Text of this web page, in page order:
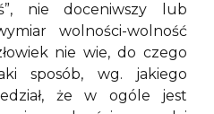
nie doceniwszy lub
wolności-wolność
nie wie, do czego
sposób, wg. jakiego
że w ogóle jest